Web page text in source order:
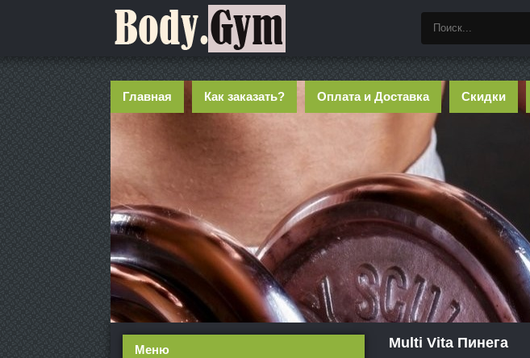
Главная Как заказать? Оплата и Доставка Скидки
Multi Vita Пинега
Меню